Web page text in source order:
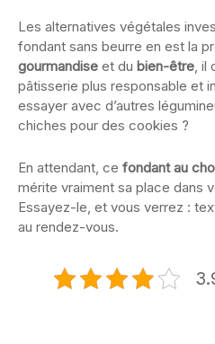
Les alternatives végétales
fondant sans beurre en est la
gourmandise et du bien-être, il
pâtisserie plus responsable et
essayer avec d’autres
chiches pour des cookies ?
En attendant, ce fondant au
mérite vraiment sa place dans
Essayez-le, et vous verrez :
au rendez-vous.